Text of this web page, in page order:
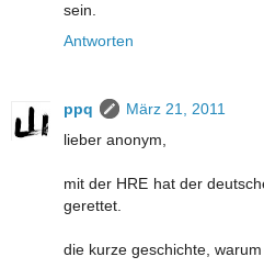
sein.
Antworten
ppq
März 21, 2011
lieber anonym,
mit der HRE hat der
gerettet.
die kurze geschichte,